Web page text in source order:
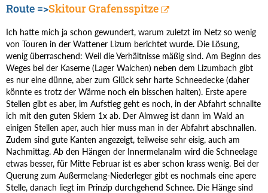
Route =>Skitour Grafensspitze
Ich hatte mich ja schon gewundert, warum zuletzt im Netz so wenig
von Touren in der Wattener Lizum berichtet wurde. Die Lösung,
wenig überraschend: Weil die Verhältnisse mäßig sind. Am Beginn des
Weges bei der Kaserne (Lager Walchen) neben dem Lizumbach gibt
es nur eine dünne, aber zum Glück sehr harte Schneedecke (daher
könnte es trotz der Wärme noch ein bisschen halten). Erste apere
Stellen gibt es aber, im Aufstieg geht es noch, in der Abfahrt schnallte
ich mit den guten Skiern 1x ab. Der Almweg ist dann im Wald an
einigen Stellen aper, auch hier muss man in der Abfahrt abschnallen.
Zudem sind gute Kanten angezeigt, teilweise sehr eisig, auch am
Nachmittag. Ab den Hängen der Innermelanalm wird die Schneelage
etwas besser, für Mitte Februar ist es aber schon krass wenig. Bei der
Querung zum Außermelang-Niederleger gibt es nochmals eine apere
Stelle, danach liegt im Prinzip durchgehend Schnee. Die Hänge sind